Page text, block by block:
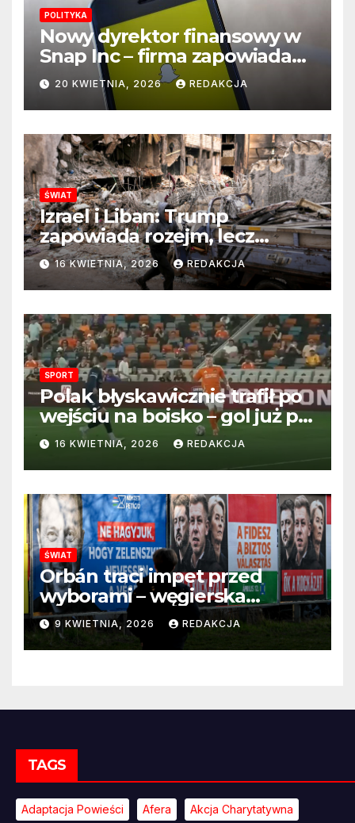
POLITYKA
Nowy dyrektor finansowy w
Snap Inc – firma zapowiada
zmianę na kluczowym
stanowisku
20 KWIETNIA, 2026 REDAKCJA
ŚWIAT
Izrael i Liban: Trump
zapowiada rozejm, lecz
perspektywa zakończenia
wojny wciąż odległa
16 KWIETNIA, 2026 REDAKCJA
SPORT
Polak błyskawicznie trafił po
wejściu na boisko – gol już po
22 sekundach!
16 KWIETNIA, 2026 REDAKCJA
ŚWIAT
Orbán traci impet przed
wyborami – węgierska
propaganda przestaje
przekonywać
9 KWIETNIA, 2026 REDAKCJA
TAGS
Adaptacja Powieści Afera Akcja Charytatywna